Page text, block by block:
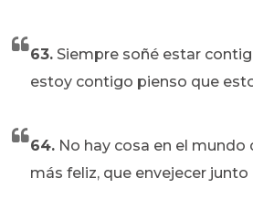
63. Siempre soñé estar
estoy contigo pienso que
64. No hay cosa en el mundo
más feliz, que envejecer junto